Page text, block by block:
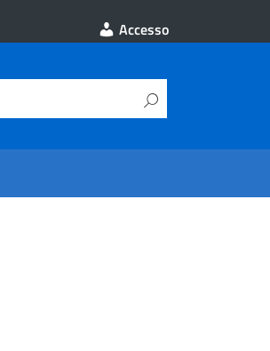
Accesso